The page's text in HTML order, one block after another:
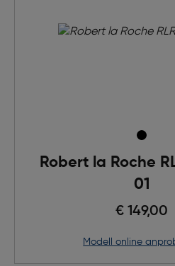
Robert la Roche
01
€ 149,00
Modell online